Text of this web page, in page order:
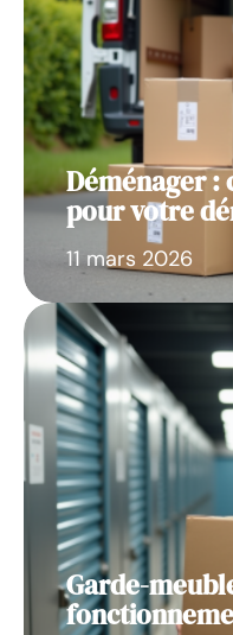
Déménager :
pour votre
11 mars 2026
Garde-